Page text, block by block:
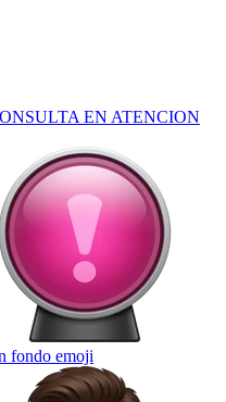
EN ATENCION
fondo emoji